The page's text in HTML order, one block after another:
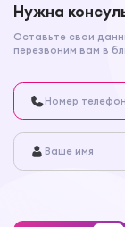
Нужна
Оставьте свои
перезвоним вам в